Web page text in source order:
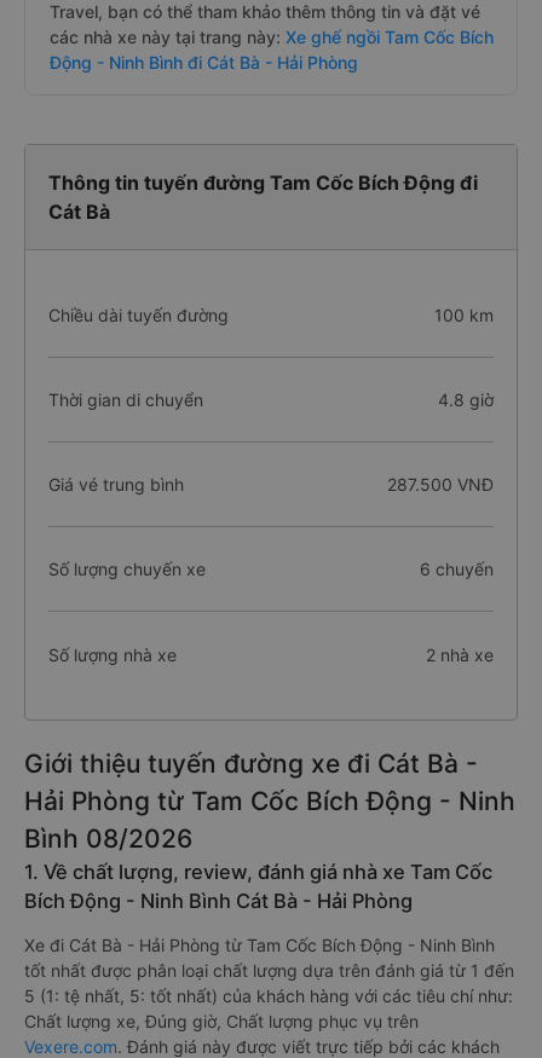
Travel, bạn có thể tham khảo thêm thông tin và đặt vé
các nhà xe này tại trang này: Xe ghế ngồi Tam Cốc Bích
Động - Ninh Bình đi Cát Bà - Hải Phòng
Thông tin tuyến đường Tam Cốc Bích Động đi
Cát Bà
Chiều dài tuyến đường 100 km
Thời gian di chuyển 4.8 giờ
Giá vé trung bình 287.500 VNĐ
Số lượng chuyến xe 6 chuyến
Số lượng nhà xe 2 nhà xe
Giới thiệu tuyến đường xe đi Cát Bà -
Hải Phòng từ Tam Cốc Bích Động - Ninh
Bình 08/2026
1. Về chất lượng, review, đánh giá nhà xe Tam Cốc
Bích Động - Ninh Bình Cát Bà - Hải Phòng
Xe đi Cát Bà - Hải Phòng từ Tam Cốc Bích Động - Ninh Bình
tốt nhất được phân loại chất lượng dựa trên đánh giá từ 1 đến
5 (1: tệ nhất, 5: tốt nhất) của khách hàng với các tiêu chí như:
Chất lượng xe, Đúng giờ, Chất lượng phục vụ trên
Vexere.com. Đánh giá này được viết trực tiếp bởi các khách